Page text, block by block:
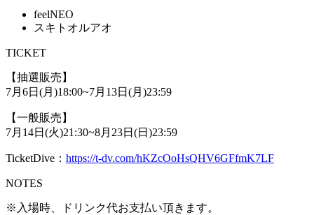
feelNEO
スキトオルアオ
TICKET
【抽選販売】
7月6日(月)18:00~7月13日(月)23:59
【一般販売】
7月14日(火)21:30~8月23日(日)23:59
TicketDive： https://t-dv.com/hKZcOoHsQHV6GFfmK7LF
NOTES
※入場時、ドリンク代お支払い頂きます。